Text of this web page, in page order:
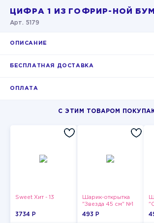
ЦИФРА 1 ИЗ ГОФРИР-НОЙ
Арт. 5179
ОПИСАНИЕ
БЕСПЛАТНАЯ ДОСТАВКА
ОПЛАТА
С ЭТИМ ТОВАРОМ
Sweet Хит - 13
3734 P
Шарик-открытка
"Звезда 45 см" №1
493 P
2